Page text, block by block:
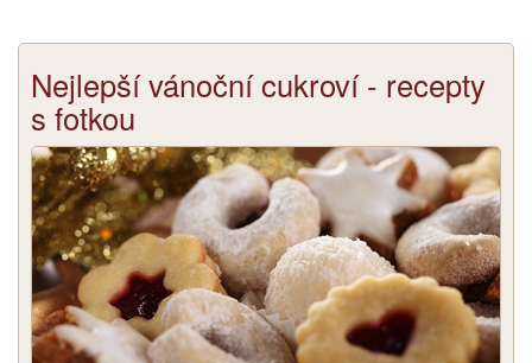
Nejlepší vánoční cukroví - recepty
s fotkou